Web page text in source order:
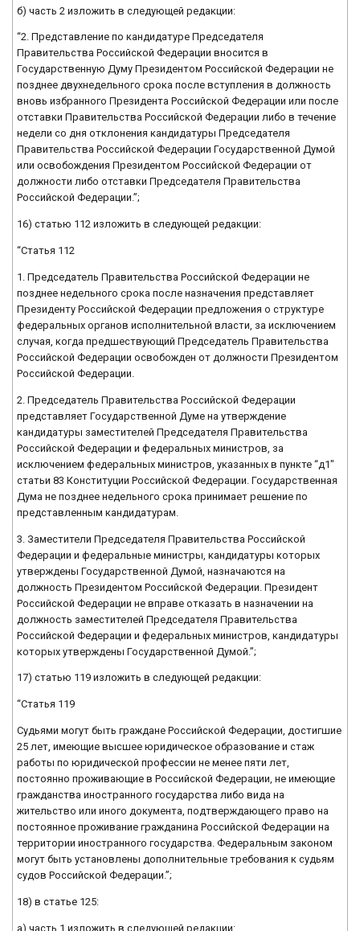
б) часть 2 изложить в следующей редакции:
“2. Представление по кандидатуре Председателя
Правительства Российской Федерации вносится в
Государственную Думу Президентом Российской Федерации не
позднее двухнедельного срока после вступления в должность
вновь избранного Президента Российской Федерации или после
отставки Правительства Российской Федерации либо в течение
недели со дня отклонения кандидатуры Председателя
Правительства Российской Федерации Государственной Думой
или освобождения Президентом Российской Федерации от
должности либо отставки Председателя Правительства
Российской Федерации.”;
16) статью 112 изложить в следующей редакции:
“Статья 112
1. Председатель Правительства Российской Федерации не
позднее недельного срока после назначения представляет
Президенту Российской Федерации предложения о структуре
федеральных органов исполнительной власти, за исключением
случая, когда предшествующий Председатель Правительства
Российской Федерации освобожден от должности Президентом
Российской Федерации.
2. Председатель Правительства Российской Федерации
представляет Государственной Думе на утверждение
кандидатуры заместителей Председателя Правительства
Российской Федерации и федеральных министров, за
исключением федеральных министров, указанных в пункте “д1″
статьи 83 Конституции Российской Федерации. Государственная
Дума не позднее недельного срока принимает решение по
представленным кандидатурам.
3. Заместители Председателя Правительства Российской
Федерации и федеральные министры, кандидатуры которых
утверждены Государственной Думой, назначаются на
должность Президентом Российской Федерации. Президент
Российской Федерации не вправе отказать в назначении на
должность заместителей Председателя Правительства
Российской Федерации и федеральных министров, кандидатуры
которых утверждены Государственной Думой.”;
17) статью 119 изложить в следующей редакции:
“Статья 119
Судьями могут быть граждане Российской Федерации, достигшие
25 лет, имеющие высшее юридическое образование и стаж
работы по юридической профессии не менее пяти лет,
постоянно проживающие в Российской Федерации, не имеющие
гражданства иностранного государства либо вида на
жительство или иного документа, подтверждающего право на
постоянное проживание гражданина Российской Федерации на
территории иностранного государства. Федеральным законом
могут быть установлены дополнительные требования к судьям
судов Российской Федерации.”;
18) в статье 125:
а) часть 1 изложить в следующей редакции: